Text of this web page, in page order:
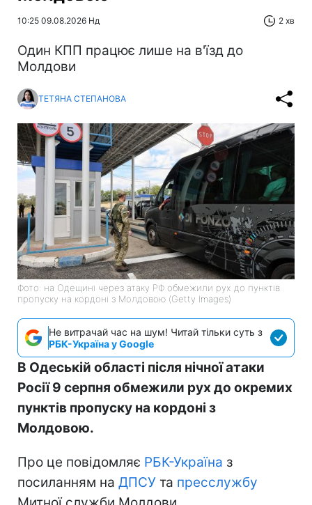
10:25 09.08.2026 Нд 2 хв
Один КПП працює лише на в'їзд до
Молдови
ТЕТЯНА СТЕПАНОВА
Фото: на Одещині через атаку РФ обмежили рух до пунктів
пропуску на кордоні з Молдовою (Getty Images)
Не витрачай час на шум! Читай тільки суть з
РБК-Україна у Google
В Одеській області після нічної атаки
Росії 9 серпня обмежили рух до окремих
пунктів пропуску на кордоні з
Молдовою.
Про це повідомляє РБК-Україна з
посиланням на ДПСУ та пресслужбу